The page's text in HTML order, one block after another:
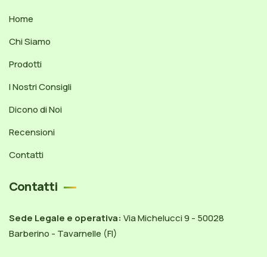
Home
Chi Siamo
Prodotti
I Nostri Consigli
Dicono di Noi
Recensioni
Contatti
Contatti
Sede Legale e operativa: Via Michelucci 9 - 50028
Barberino - Tavarnelle (FI)